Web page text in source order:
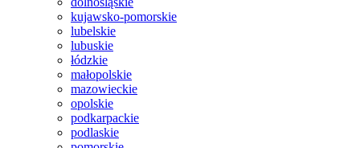
kujawsko-pomorskie
lubelskie
lubuskie
łódzkie
małopolskie
mazowieckie
opolskie
podkarpackie
podlaskie